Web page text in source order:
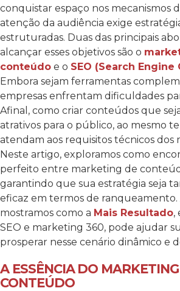
conquistar espaço nos mecanismos
atenção da audiência exige
estruturadas. Duas das principais
alcançar esses objetivos são o
conteúdo e o SEO (Search
Embora sejam ferramentas
empresas enfrentam dificuldades
Afinal, como criar conteúdos que
atrativos para o público, ao mesmo
atendam aos requisitos técnicos dos
Neste artigo, exploramos como
perfeito entre marketing de
garantindo que sua estratégia seja
eficaz em termos de ranqueamento.
mostramos como a Mais Resultado,
SEO e marketing 360, pode ajudar
prosperar nesse cenário dinâmico e
A ESSÊNCIA DO
CONTEÚDO